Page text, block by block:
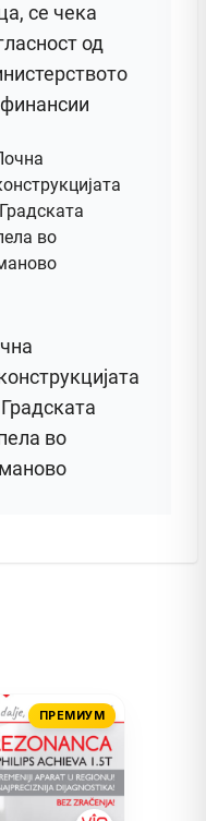
се чека
од
во
ПРЕМИУМ